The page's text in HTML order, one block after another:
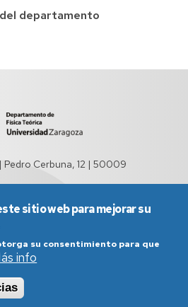
departamento
Pedro Cerbuna, 12 | 50009
generales de uso
sitio web para mejorar su
su consentimiento para que
info